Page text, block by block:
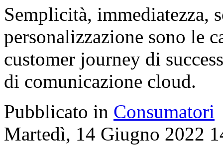
Semplicità, immediatezza,
personalizzazione sono le
customer journey di
di comunicazione cloud.
Pubblicato in Consumatori
Martedì, 14 Giugno 2022